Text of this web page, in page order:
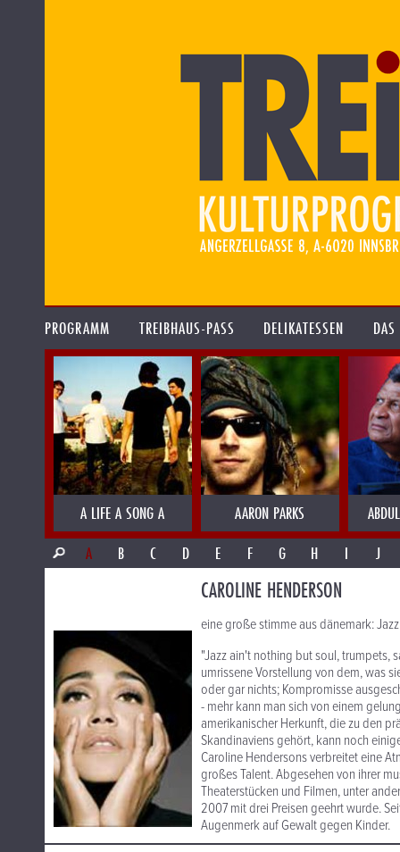
PROGRAMM TREIBHAUS-PASS DELIKATESSEN
A LIFE A SONG A AARON PARKS
A
B C D E F G H I J
CAROLINE HENDERSON
eine große stimme aus dänemark:
"Jazz ain't nothing but soul, trumpets,
umrissene Vorstellung von dem, was
oder gar nichts; Kompromisse
- mehr kann man sich von einem
amerikanischer Herkunft, die zu den
Skandinaviens gehört, kann noch
Caroline Hendersons verbreitet eine
großes Talent. Abgesehen von ihrer
Theaterstücken und Filmen, unter
2007 mit drei Preisen geehrt wurde.
Augenmerk auf Gewalt gegen Kinder.